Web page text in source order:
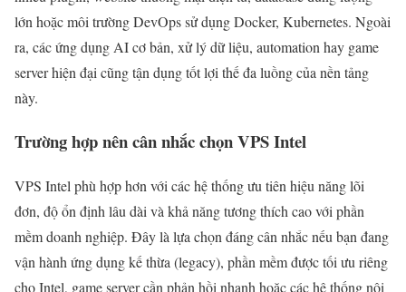
lớn hoặc môi trường DevOps sử dụng Docker, Kubernetes. Ngoài
ra, các ứng dụng AI cơ bản, xử lý dữ liệu, automation hay game
server hiện đại cũng tận dụng tốt lợi thế đa luồng của nền tảng
này.
Trường hợp nên cân nhắc chọn VPS Intel
VPS Intel phù hợp hơn với các hệ thống ưu tiên hiệu năng lõi
đơn, độ ổn định lâu dài và khả năng tương thích cao với phần
mềm doanh nghiệp. Đây là lựa chọn đáng cân nhắc nếu bạn đang
vận hành ứng dụng kế thừa (legacy), phần mềm được tối ưu riêng
cho Intel, game server cần phản hồi nhanh hoặc các hệ thống nội